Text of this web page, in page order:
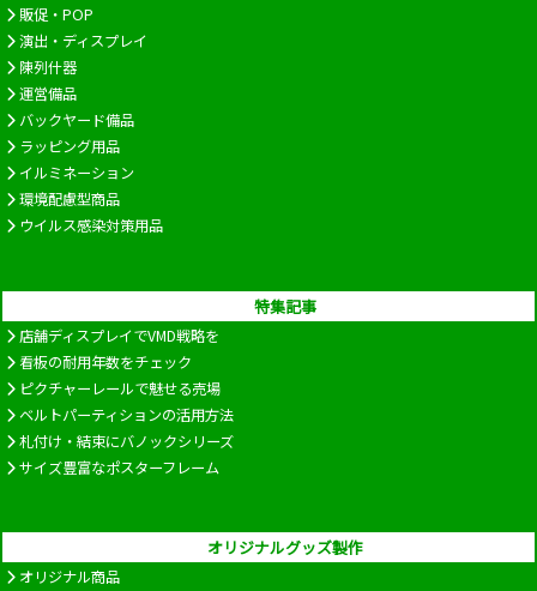
販促・POP
演出・ディスプレイ
陳列什器
運営備品
バックヤード備品
ラッピング用品
イルミネーション
環境配慮型商品
ウイルス感染対策用品
特集記事
店舗ディスプレイでVMD戦略を
看板の耐用年数をチェック
ピクチャーレールで魅せる売場
ベルトパーティションの活用方法
札付け・結束にバノックシリーズ
サイズ豊富なポスターフレーム
オリジナルグッズ製作
オリジナル商品